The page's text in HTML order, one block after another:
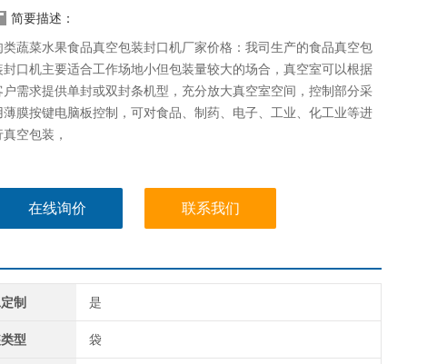
简要描述：
类蔬菜水果食品真空包装封口机厂家价格：我司生产的食品真空包
封口机​主要适合工作场地小但包装量较大的场合，真空室可以根据
户需求提供单封或双封条机型，充分放大真空室空间，控制部分采
薄膜按键电脑板控制，可对食品、制药、电子、工业、化工业等进
真空包装，
在线询价 联系我们
制 是
型 袋